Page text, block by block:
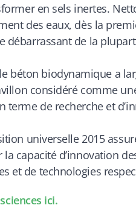
en sels inertes.
des eaux, dès la
débarrassant de la
béton biodynamique a
considéré comme
terme de recherche et
universelle 2015
capacité d’innovation
et de technologies
ici.